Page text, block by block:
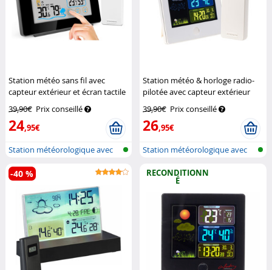
Station météo sans fil avec
capteur extérieur et écran tactile
Infactory
39,90€ Prix conseillé
24,95€
Station météorologique avec
écran c...
Station météo & horloge radio-
pilotée avec capteur extérieur
Infactory
39,90€ Prix conseillé
26,95€
Station météorologique avec
-40 % RECONDITIONN
É